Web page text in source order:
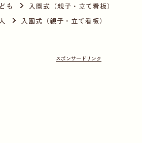
も 入園式（親子・立て看板）
入園式（親子・立て看板）